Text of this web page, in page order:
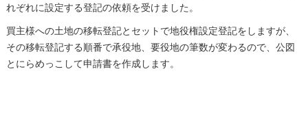
れぞれに設定する登記の依頼を受けました。
買主様への土地の移転登記とセットで地役権設定登記をしますが、
その移転登記する順番で承役地、要役地の筆数が変わるので、公図
とにらめっこして申請書を作成します。